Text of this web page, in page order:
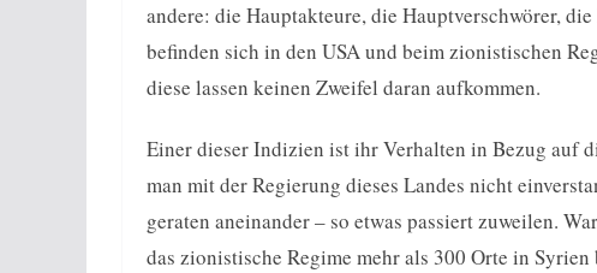
andere: die Hauptakteure, die Hauptverschwörer,
befinden sich in den USA und beim zionistischen
diese lassen keinen Zweifel daran aufkommen.
Einer dieser Indizien ist ihr Verhalten in Bezug auf
man mit der Regierung dieses Landes nicht
geraten aneinander – so etwas passiert zuweilen.
das zionistische Regime mehr als 300 Orte in